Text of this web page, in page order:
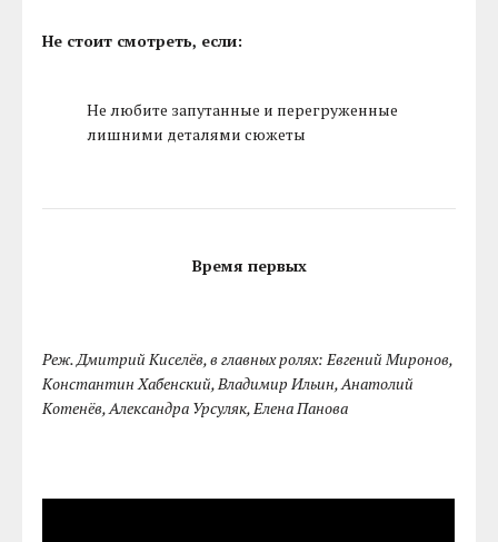
Не стоит смотреть, если:
Не любите запутанные и перегруженные
лишними деталями сюжеты
Время первых
Реж. Дмитрий Киселёв, в главных ролях: Евгений Миронов,
Константин Хабенский, Владимир Ильин, Анатолий
Котенёв, Александра Урсуляк, Елена Панова